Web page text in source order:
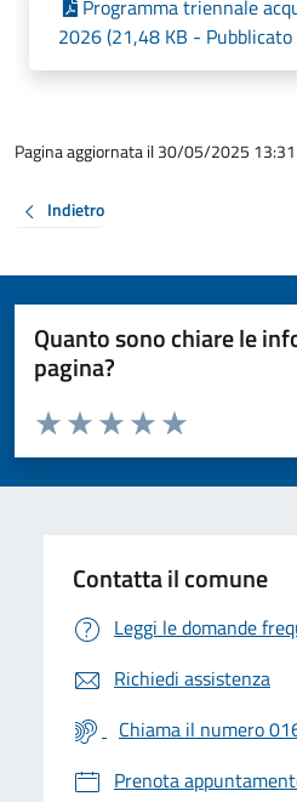
Programma triennale
2026 (21,48 KB -
Pagina aggiornata il 30/05/2025 13:31
Indietro
Quanto sono chiare le
pagina?
Valuta da 1 a 5 stelle la pagina
Valuta 5 stelle
Valuta 4 stelle su 5
Valuta 3 stelle su 5
Valuta 2 stelle su 5
Valuta 1 stelle su 5
Contatta il comune
Leggi le domande
Richiedi assistenza
Chiama il numero
Prenota